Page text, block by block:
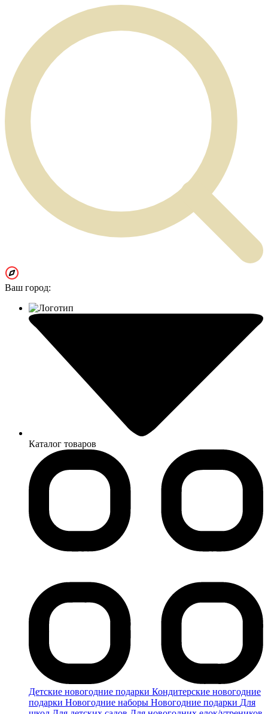
Ваш город:
Каталог товаров
Детские новогодние подарки Кондитерские новогодние
подарки Новогодние наборы Новогодние подарки Для